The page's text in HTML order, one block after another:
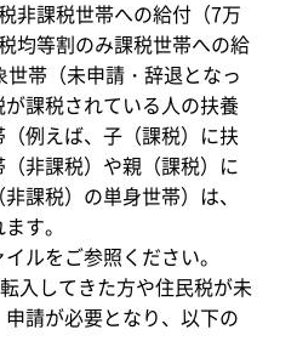
非課税世帯への給付（7万
均等割のみ課税世帯への給
帯（未申請・辞退となっ
課税されている人の扶養
例えば、子（課税）に扶
非課税）や親（課税）に
課税）の単身世帯）は、
す。
ルをご参照ください。
入してきた方や住民税が未
請が必要となり、以下の